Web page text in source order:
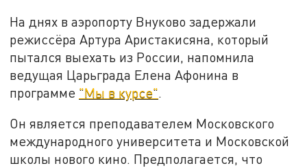
На днях в аэропорту Внуково задержали
режиссёра Артура Аристакисяна, который
пытался выехать из России, напомнила
ведущая Царьграда Елена Афонина в
программе "Мы в курсе".
Он является преподавателем Московского
международного университета и Московской
школы нового кино. Предполагается, что